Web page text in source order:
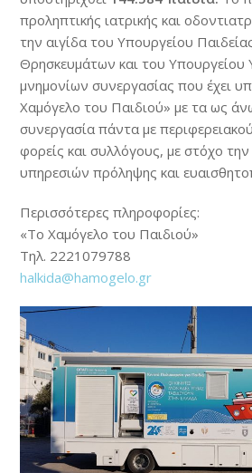
προληπτικής ιατρικής και
την αιγίδα του Υπουργείου
Θρησκευμάτων και του Υπουργείου
μνημονίων συνεργασίας που έχει
Χαμόγελο του Παιδιού» με τα ως
συνεργασία πάντα με
φορείς και συλλόγους, με στόχο
υπηρεσιών πρόληψης και
Περισσότερες πληροφορίες:
«Το Χαμόγελο του Παιδιού»
Τηλ. 2221079788
halkida@hamogelo.gr